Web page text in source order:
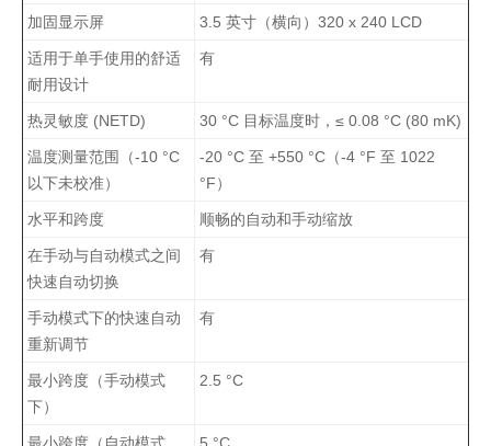
加固显示屏 3.5 英寸（横向）320 x 240 LCD
适用于单手使用的舒适
耐用设计
有
热灵敏度 (NETD) 30 °C 目标温度时，≤ 0.08 °C (80 mK)
温度测量范围（-10 °C
以下未校准）
-20 °C 至 +550 °C（-4 °F 至 1022
°F）
水平和跨度 顺畅的自动和手动缩放
在手动与自动模式之间
快速自动切换
有
手动模式下的快速自动
重新调节
有
最小跨度（手动模式
下）
2.5 °C